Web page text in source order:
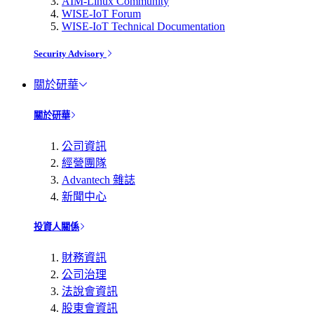
WISE-IoT Forum
WISE-IoT Technical Documentation
Security Advisory
關於研華
關於研華
公司資訊
經營團隊
Advantech 雜誌
新聞中心
投資人關係
財務資訊
公司治理
法說會資訊
股東會資訊